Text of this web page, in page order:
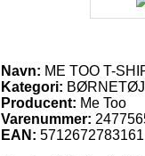
Navn: ME TOO T-
Kategori:
Producent: Me Too
Varenummer:
EAN: 5712672783161